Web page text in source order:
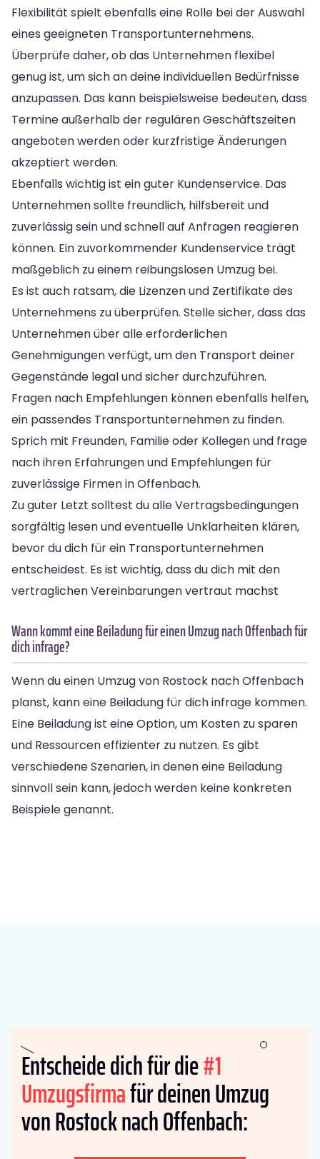
Flexibilität spielt ebenfalls eine Rolle bei der Auswahl
eines geeigneten Transportunternehmens.
Überprüfe daher, ob das Unternehmen flexibel
genug ist, um sich an deine individuellen Bedürfnisse
anzupassen. Das kann beispielsweise bedeuten, dass
Termine außerhalb der regulären Geschäftszeiten
angeboten werden oder kurzfristige Änderungen
akzeptiert werden.
Ebenfalls wichtig ist ein guter Kundenservice. Das
Unternehmen sollte freundlich, hilfsbereit und
zuverlässig sein und schnell auf Anfragen reagieren
können. Ein zuvorkommender Kundenservice trägt
maßgeblich zu einem reibungslosen Umzug bei.
Es ist auch ratsam, die Lizenzen und Zertifikate des
Unternehmens zu überprüfen. Stelle sicher, dass das
Unternehmen über alle erforderlichen
Genehmigungen verfügt, um den Transport deiner
Gegenstände legal und sicher durchzuführen.
Fragen nach Empfehlungen können ebenfalls helfen,
ein passendes Transportunternehmen zu finden.
Sprich mit Freunden, Familie oder Kollegen und frage
nach ihren Erfahrungen und Empfehlungen für
zuverlässige Firmen in Offenbach.
Zu guter Letzt solltest du alle Vertragsbedingungen
sorgfältig lesen und eventuelle Unklarheiten klären,
bevor du dich für ein Transportunternehmen
entscheidest. Es ist wichtig, dass du dich mit den
vertraglichen Vereinbarungen vertraut machst
Wann kommt eine Beiladung für einen Umzug nach Offenbach für
dich infrage?
Wenn du einen Umzug von Rostock nach Offenbach
planst, kann eine Beiladung für dich infrage kommen.
Eine Beiladung ist eine Option, um Kosten zu sparen
und Ressourcen effizienter zu nutzen. Es gibt
verschiedene Szenarien, in denen eine Beiladung
sinnvoll sein kann, jedoch werden keine konkreten
Beispiele genannt.
Entscheide dich für die#1
Umzugsfirmafür deinen Umzug
von Rostock nach Offenbach: